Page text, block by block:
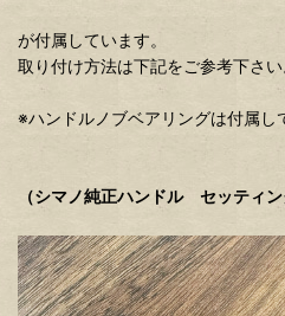
が付属しています。
取り付け方法は下記をご参考下さい
※ハンドルノブベアリングは付属し
（シマノ純正ハンドル セッティン